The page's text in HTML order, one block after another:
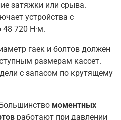
затяжки или срыва.
устройства с
720 Н·м.
гаек и болтов должен
размерам кассет.
с запасом по крутящему
моментных
работают при давлении